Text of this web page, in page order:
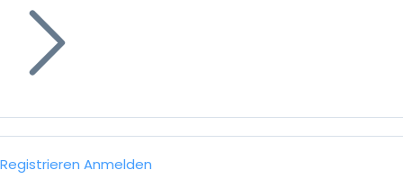
Registrieren Anmelden